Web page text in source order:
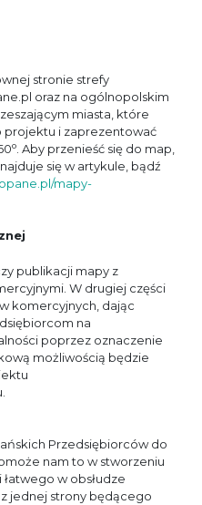
stronie strefy
oraz na ogólnopolskim
miasta, które
projektu i zaprezentować
o . Aby przenieść się do map,
się w artykule, bądź
mapy-
publikacji mapy z
W drugiej części
komercyjnych, dając
na
poprzez oznaczenie
możliwością będzie
Przedsiębiorców do
nam to w stworzeniu
w obsłudze
jednej strony będącego